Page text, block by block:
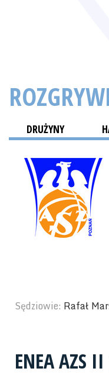
DRUŻYNY
Sędziowie: Rafał
ENEA AZS